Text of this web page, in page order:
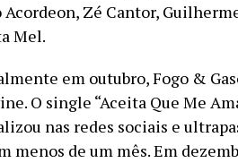
Acordeon, Zé Cantor,
Mel.
em outubro, Fogo &
O single “Aceita Que Me
nas redes sociais e
menos de um mês. Em